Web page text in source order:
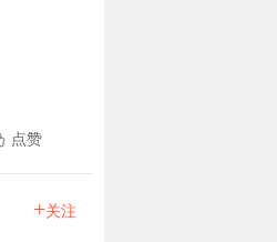
点赞
+关注